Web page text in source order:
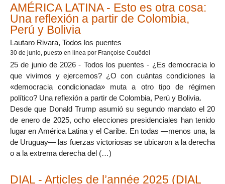
AMÉRICA LATINA - Esto es otra cosa:
Una reflexión a partir de Colombia,
Perú y Bolivia
Lautaro Rivara, Todos los puentes
30 de junio, puesto en línea por Françoise Couëdel
25 de junio de 2026 - Todos los puentes - ¿Es democracia lo
que vivimos y ejercemos? ¿O con cuántas condiciones la
«democracia condicionada» muta a otro tipo de régimen
político? Una reflexión a partir de Colombia, Perú y Bolivia.
Desde que Donald Trump asumió su segundo mandato el 20
de enero de 2025, ocho elecciones presidenciales han tenido
lugar en América Latina y el Caribe. En todas —menos una, la
de Uruguay— las fuerzas victoriosas se ubicaron a la derecha
o a la extrema derecha del (…)
DIAL - Articles de l’année 2025 (DIAL